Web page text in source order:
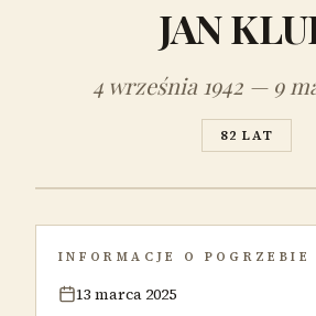
JAN
4 września 1942 — 9
82 LAT
INFORMACJE O POGRZEBIE
13 marca 2025